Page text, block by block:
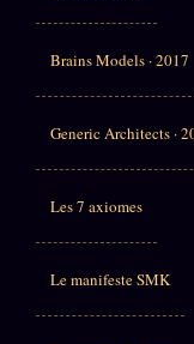
Brains Models · 2017
Generic Architects ·
Les 7 axiomes
Le manifeste SMK